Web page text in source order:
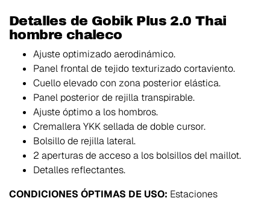
Detalles de Gobik Plus 2.0 Thai
hombre chaleco
Ajuste optimizado aerodinámico.
Panel frontal de tejido texturizado cortaviento.
Cuello elevado con zona posterior elástica.
Panel posterior de rejilla transpirable.
Ajuste óptimo a los hombros.
Cremallera YKK sellada de doble cursor.
Bolsillo de rejilla lateral.
2 aperturas de acceso a los bolsillos del maillot.
Detalles reflectantes.
CONDICIONES ÓPTIMAS DE USO: Estaciones